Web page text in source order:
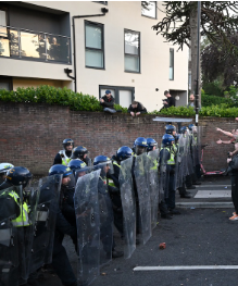
Sport
PODCAST
NEWSLETTER
I MIEI PREFERITI